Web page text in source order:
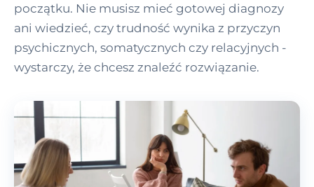
początku. Nie musisz mieć gotowej diagnozy
ani wiedzieć, czy trudność wynika z przyczyn
psychicznych, somatycznych czy relacyjnych -
wystarczy, że chcesz znaleźć rozwiązanie.